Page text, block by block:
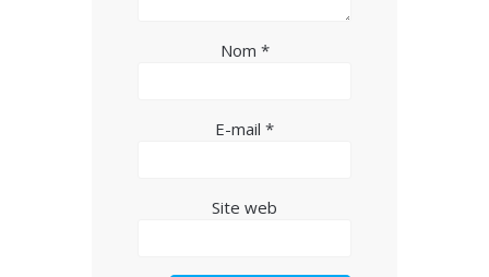
Nom *
E-mail *
Site web